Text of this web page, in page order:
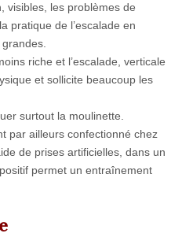
visibles, les problèmes de
pratique de l’escalade en
riche et l’escalade, verticale
et sollicite beaucoup les
surtout la moulinette.
par ailleurs confectionné chez
de prises artificielles, dans un
permet un entraînement